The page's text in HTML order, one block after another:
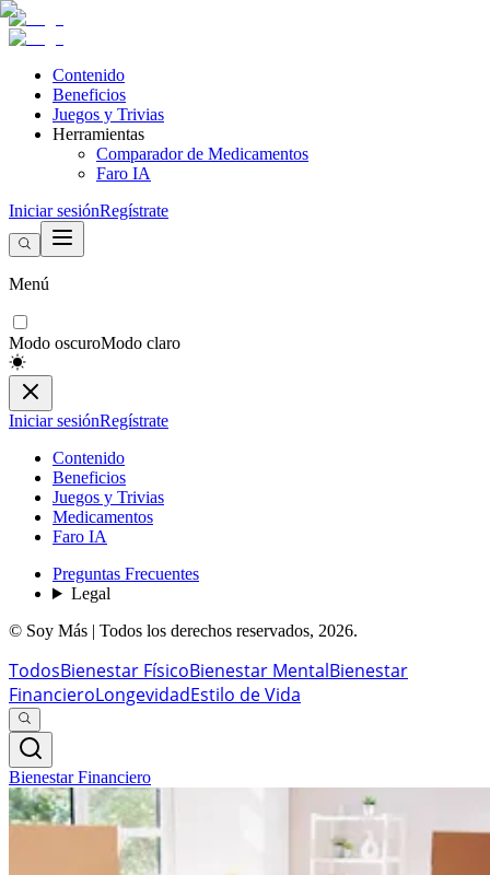
Contenido
Beneficios
Juegos y Trivias
Herramientas
Comparador de Medicamentos
Faro IA
Iniciar sesiónRegístrate
Menú
Modo oscuroModo claro
Iniciar sesiónRegístrate
Contenido
Beneficios
Juegos y Trivias
Medicamentos
Faro IA
Preguntas Frecuentes
Legal
© Soy Más | Todos los derechos reservados, 2026.
TodosBienestar FísicoBienestar MentalBienestar
FinancieroLongevidadEstilo de Vida
Bienestar Financiero